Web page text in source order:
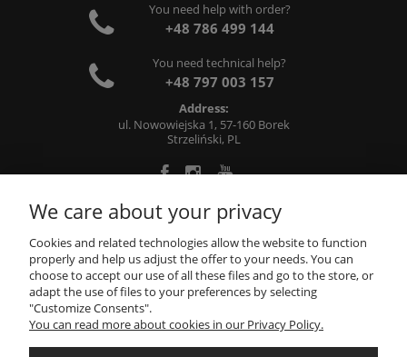
You need help with order?
+48 786 499 144
You need technical help?
+48 797 003 157
Address:
ul. Nowowiejska 1, 57-160 Borek
Strzeliński, PL
ABOUT US
INFORMATIONS
MY ACCOUNT
We care about your privacy
Cookies and related technologies allow the website to function
properly and help us adjust the offer to your needs. You can
choose to accept our use of all these files and go to the store, or
adapt the use of files to your preferences by selecting
"Customize Consents".
You can read more about cookies in our Privacy Policy.